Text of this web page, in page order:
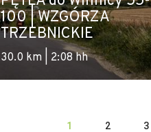
100 | WZGÓRZA
TRZEBNICKIE
30.0 km | 2:08 hh
1 2 3